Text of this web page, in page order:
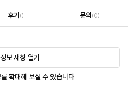
후기() 문의(0)
보 새창 열기
확대해 보실 수 있습니다.